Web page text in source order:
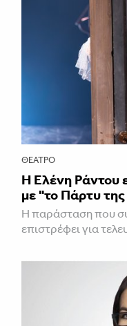
ΘΈΑΤΡΟ
H Ελένη Ράντου
με "το Πάρτυ
Η παράσταση που
επιστρέφει για